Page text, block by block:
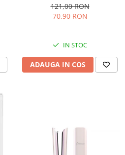
Pulse, Negru
121,00 RON
70,90 RON
IN STOC
ADAUGA IN COS